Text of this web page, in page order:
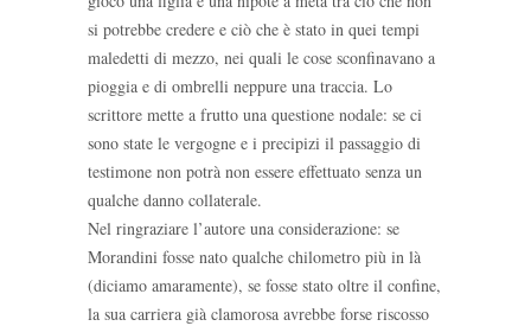
si potrebbe credere e ciò che è stato in quei tempi
maledetti di mezzo, nei quali le cose sconfinavano a
pioggia e di ombrelli neppure una traccia. Lo
scrittore mette a frutto una questione nodale: se ci
sono state le vergogne e i precipizi il passaggio di
testimone non potrà non essere effettuato senza un
qualche danno collaterale.
Nel ringraziare l’autore una considerazione: se
Morandini fosse nato qualche chilometro più in là
(diciamo amaramente), se fosse stato oltre il confine,
la sua carriera già clamorosa avrebbe forse riscosso